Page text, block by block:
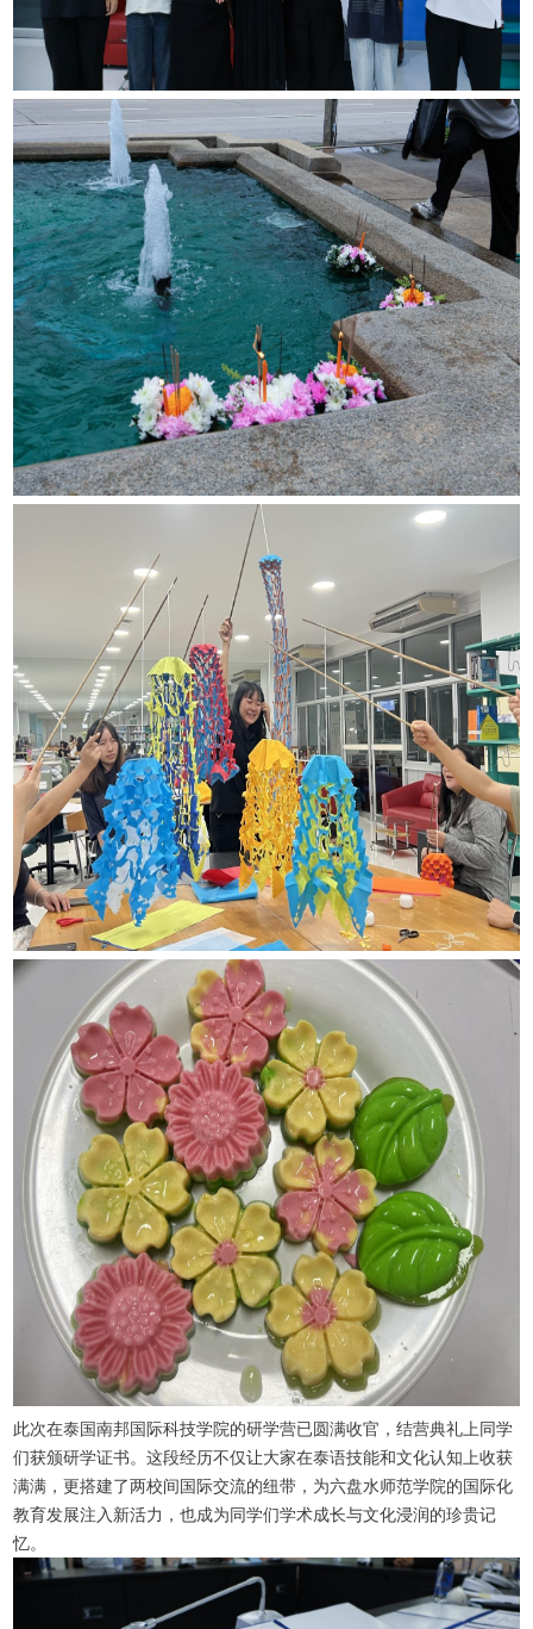
此次在泰国南邦国际科技学院的研学营已圆满收官，结营典礼上同学
们获颁研学证书。这段经历不仅让大家在泰语技能和文化认知上收获
满满，更搭建了两校间国际交流的纽带，为六盘水师范学院的国际化
教育发展注入新活力，也成为同学们学术成长与文化浸润的珍贵记
忆。